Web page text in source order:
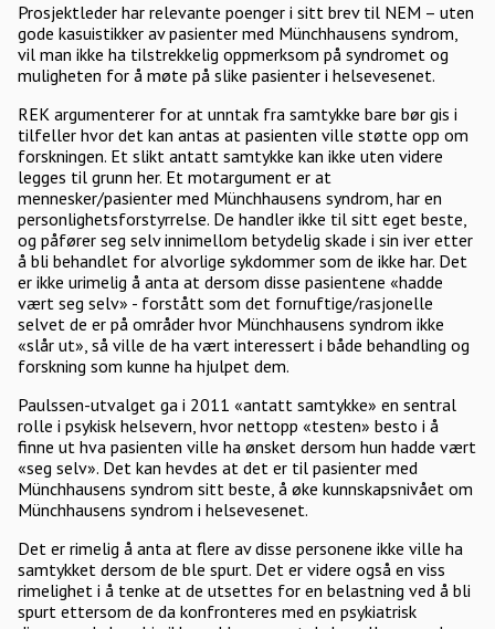
Prosjektleder har relevante poenger i sitt brev til NEM – uten
gode kasuistikker av pasienter med Münchhausens syndrom,
vil man ikke ha tilstrekkelig oppmerksom på syndromet og
muligheten for å møte på slike pasienter i helsevesenet.
REK argumenterer for at unntak fra samtykke bare bør gis i
tilfeller hvor det kan antas at pasienten ville støtte opp om
forskningen. Et slikt antatt samtykke kan ikke uten videre
legges til grunn her. Et motargument er at
mennesker/pasienter med Münchhausens syndrom, har en
personlighetsforstyrrelse. De handler ikke til sitt eget beste,
og påfører seg selv innimellom betydelig skade i sin iver etter
å bli behandlet for alvorlige sykdommer som de ikke har. Det
er ikke urimelig å anta at dersom disse pasientene «hadde
vært seg selv» - forstått som det fornuftige/rasjonelle
selvet de er på områder hvor Münchhausens syndrom ikke
«slår ut», så ville de ha vært interessert i både behandling og
forskning som kunne ha hjulpet dem.
Paulssen-utvalget ga i 2011 «antatt samtykke» en sentral
rolle i psykisk helsevern, hvor nettopp «testen» besto i å
finne ut hva pasienten ville ha ønsket dersom hun hadde vært
«seg selv». Det kan hevdes at det er til pasienter med
Münchhausens syndrom sitt beste, å øke kunnskapsnivået om
Münchhausens syndrom i helsevesenet.
Det er rimelig å anta at flere av disse personene ikke ville ha
samtykket dersom de ble spurt. Det er videre også en viss
rimelighet i å tenke at de utsettes for en belastning ved å bli
spurt ettersom de da konfronteres med en psykiatrisk